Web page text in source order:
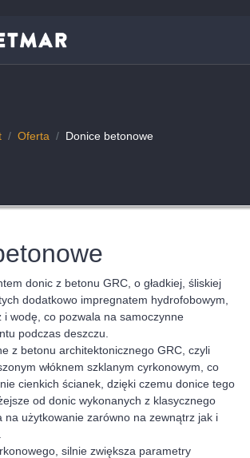
Oferta Donice betonowe
donic z betonu GRC, o gładkiej, śliskiej
dodatkowo impregnatem hydrofobowym,
i wodę, co pozwala na samoczynne
podczas deszczu.
z betonu architektonicznego GRC, czyli
włóknem szklanym cyrkonowym, co
cienkich ścianek, dzięki czemu donice tego
od donic wykonanych z klasycznego
na użytkowanie zarówno na zewnątrz jak i
silnie zwiększa parametry